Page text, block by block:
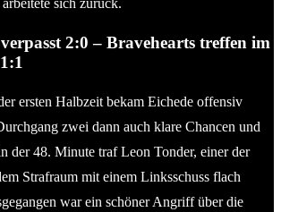
sich zurück.
2:0 – Bravehearts treffen im
ersten Halbzeit bekam Eichede offensiv
zwei dann auch klare Chancen und
der 48. Minute traf Leon Tonder, einer der
Strafraum mit einem Linksschuss flach
war ein schöner Angriff über die